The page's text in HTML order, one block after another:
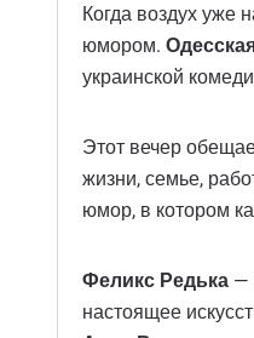
Когда воздух уже
юмором.
украинской
Этот вечер
жизни, семье,
юмор, в котором
Феликс Редька —
настоящее